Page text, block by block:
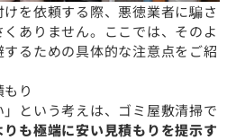
を依頼する際、悪徳業者に騙さ
ありません。ここでは、そのよ
るための具体的な注意点をご紹
り
」という考えは、ゴミ屋敷清掃で
りも極端に安い見積もりを提示す